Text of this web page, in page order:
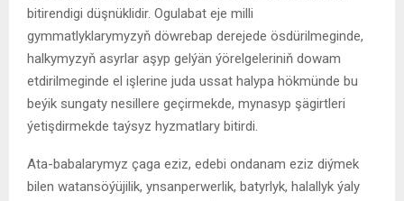
bitirendigi düşnüklidir. Ogulabat eje milli
gymmatlyklarymyzyň döwrebap derejede ösdürilmeginde,
halkymyzyň asyrlar aşyp gelýän ýörelgeleriniň dowam
etdirilmeginde el işlerine juda ussat halypa hökmünde bu
beýik sungaty nesillere geçirmekde, mynasyp şägirtleri
ýetişdirmekde taýsyz hyzmatlary bitirdi.
Ata-babalarymyz çaga eziz, edebi ondanam eziz diýmek
bilen watansöýüjilik, ynsanperwerlik, batyrlyk, halallyk ýaly